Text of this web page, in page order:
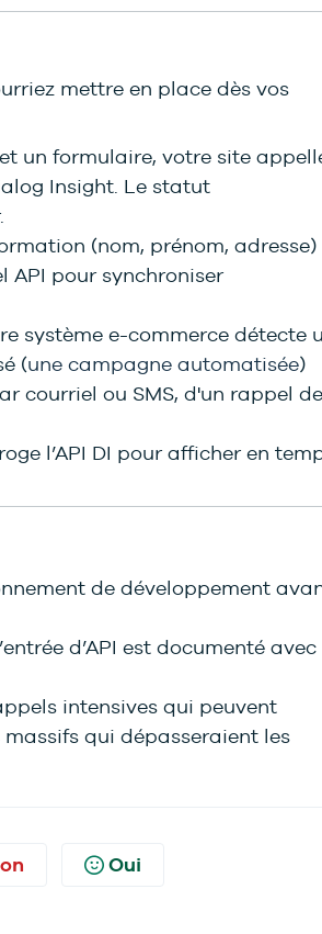
mettre en place dès vos
un formulaire, votre site
Insight. Le statut
(nom, prénom, adresse)
API pour synchroniser
système e-commerce détecte
(une campagne automatisée)
courriel ou SMS, d'un rappel
l’API DI pour afficher en
de développement
d’API est documenté avec
intensives qui peuvent
qui dépasseraient les
Oui